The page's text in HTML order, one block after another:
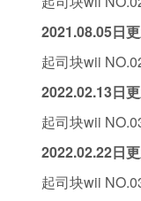
2021.08.05日
起司块wii
2022.02.13日
起司块wii
2022.02.22日
起司块wii